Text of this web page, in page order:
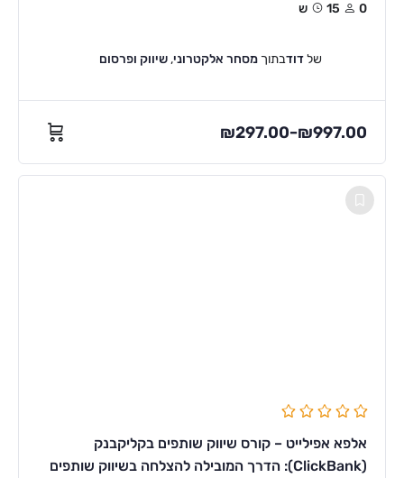
0 15ש
שלדודבתוך מסחר אלקטרוני, שיווק ופרסום
₪297.00–₪997.00
אלפא אפילייט – קורס שיווק שותפים בקליקבנק
(ClickBank): הדרך המובילה להצלחה בשיווק שותפים